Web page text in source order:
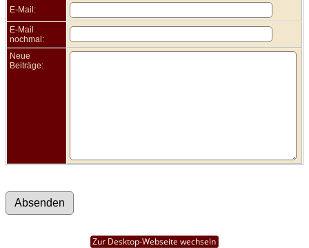
E-Mail:
E-Mail
nochmal:
Neue
Beiträge:
Zur Desktop-Webseite wechseln